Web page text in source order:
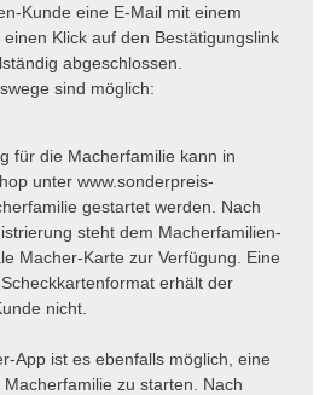
Kunde eine E-Mail mit einem
Klick auf den Bestätigungslink
abgeschlossen.
sind möglich:
für die Macherfamilie kann in
unter www.sonderpreis-
gestartet werden. Nach
steht dem Macherfamilien-
Macher-Karte zur Verfügung. Eine
erhält der
nicht.
App ist es ebenfalls möglich, eine
zu starten. Nach